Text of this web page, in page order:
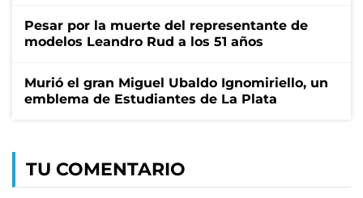
Pesar por la muerte del representante de
modelos Leandro Rud a los 51 años
Murió el gran Miguel Ubaldo Ignomiriello, un
emblema de Estudiantes de La Plata
TU COMENTARIO